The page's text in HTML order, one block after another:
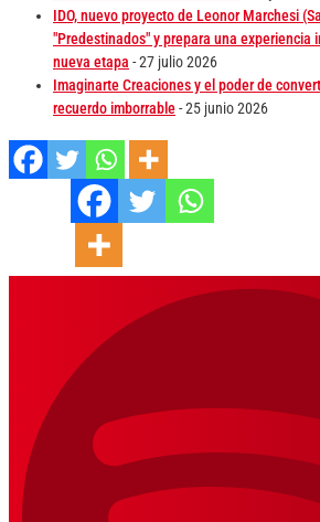
IDO, nuevo proyecto de Leonor Marchesi
"Predestinados" y prepara una experiencia
nueva etapa - 27 julio 2026
Imaginarte Creaciones y el poder de
recuerdo imborrable- 25 junio 2026